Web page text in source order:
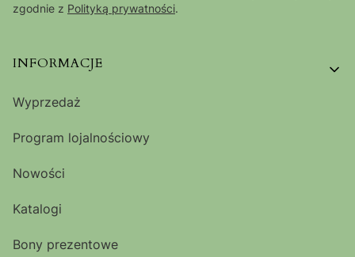
zgodnie z Polityką prywatności.
Linki w stopce
INFORMACJE
Wyprzedaż
Program lojalnościowy
Nowości
Katalogi
Bony prezentowe